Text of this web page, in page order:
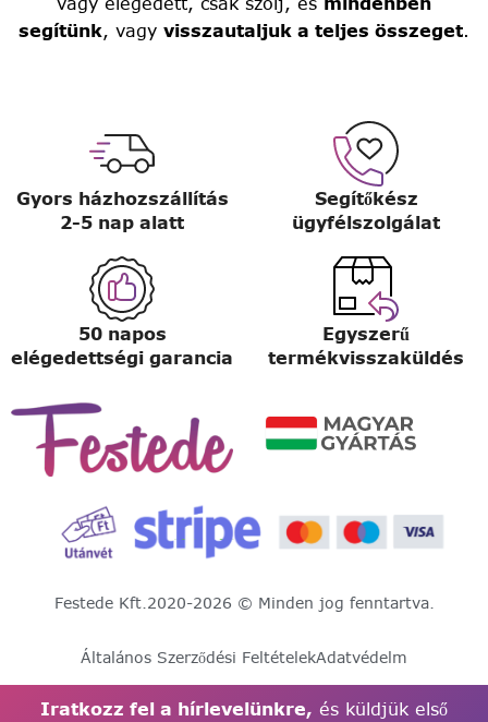
segítünk, vagy visszautaljuk a teljes összeget.
Gyors házhozszállítás
2-5 nap alatt
Segítőkész
ügyfélszolgálat
50 napos
elégedettségi garancia
Egyszerű
termékvisszaküldés
Festede Kft.2020-2026 © Minden jog fenntartva.
Általános Szerződési FeltételekAdatvédelm
Iratkozz fel a hírlevelünkre, és küldjük első